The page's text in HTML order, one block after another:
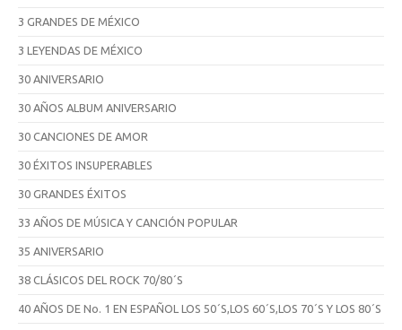
3 GRANDES DE MÉXICO
3 LEYENDAS DE MÉXICO
30 ANIVERSARIO
30 AÑOS ALBUM ANIVERSARIO
30 CANCIONES DE AMOR
30 ÉXITOS INSUPERABLES
30 GRANDES ÉXITOS
33 AÑOS DE MÚSICA Y CANCIÓN POPULAR
35 ANIVERSARIO
38 CLÁSICOS DEL ROCK 70/80´S
40 AÑOS DE No. 1 EN ESPAÑOL LOS 50´S,LOS 60´S,LOS 70´S Y LOS 80´S